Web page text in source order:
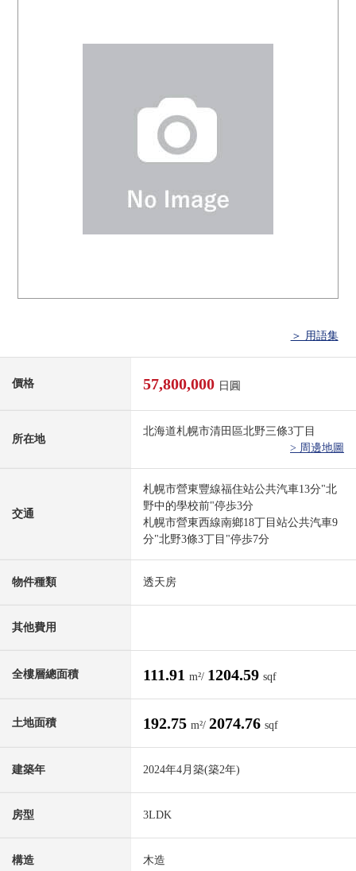
＞ 用語集
價格 57,800,000 日圓
所在地
北海道札幌市清田區北野三條3丁目
> 周邊地圖
交通
札幌市營東豐線福住站公共汽車13分"北
野中的學校前"停歩3分
札幌市營東西線南鄉18丁目站公共汽車9
分"北野3條3丁目"停歩7分
物件種類 透天房
其他費用
全樓層總面積 111.91 m²/ 1204.59 sqf
土地面積 192.75 m²/ 2074.76 sqf
建築年 2024年4月築(築2年)
房型 3LDK
構造 木造